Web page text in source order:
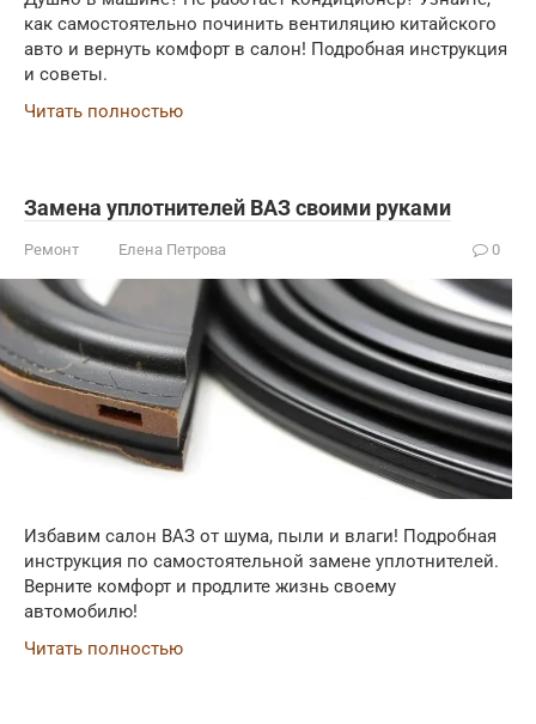
как самостоятельно починить вентиляцию китайского
авто и вернуть комфорт в салон! Подробная инструкция
и советы.
Читать полностью
Замена уплотнителей ВАЗ своими руками
Ремонт Елена Петрова 0
Избавим салон ВАЗ от шума, пыли и влаги! Подробная
инструкция по самостоятельной замене уплотнителей.
Верните комфорт и продлите жизнь своему
автомобилю!
Читать полностью